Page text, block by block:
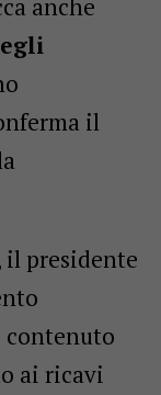
anche
il
il presidente
contenuto
ai ricavi